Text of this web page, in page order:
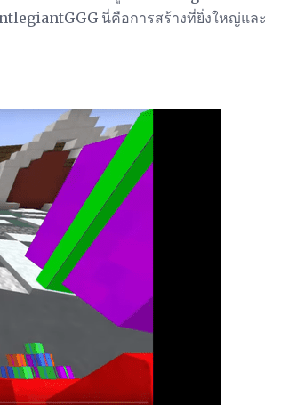
นี่คือการสร้างที่ยิ่งใหญ่และ